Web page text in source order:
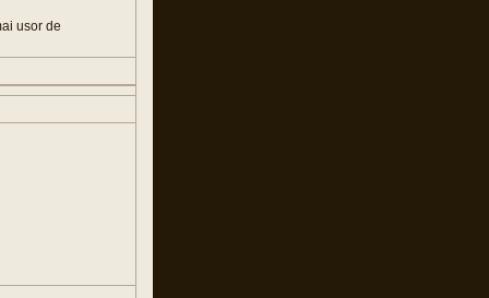
usor de